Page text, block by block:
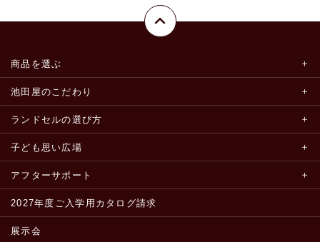
商品を選ぶ
池田屋のこだわり
ランドセルの選び方
子ども思い広場
アフターサポート
2027年度ご入学用カタログ請求
展示会